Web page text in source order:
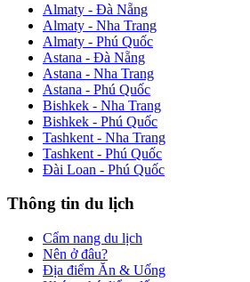
Almaty - Đà Nẵng
Almaty - Nha Trang
Almaty - Phú Quốc
Astana - Đà Nẵng
Astana - Nha Trang
Astana - Phú Quốc
Bishkek - Nha Trang
Bishkek - Phú Quốc
Tashkent - Nha Trang
Tashkent - Phú Quốc
Đài Loan - Phú Quốc
Thông tin du lịch
Cẩm nang du lịch
Nên ở đâu?
Địa điểm Ăn & Uống